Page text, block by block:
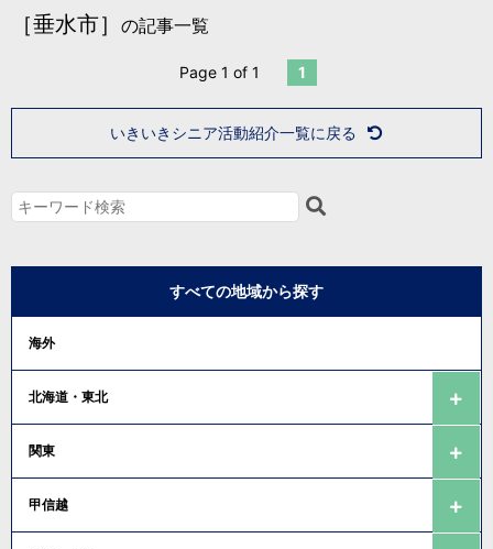
［垂水市］ の記事一覧
Page 1 of 1 1
いきいきシニア活動紹介一覧に戻る
すべての地域から探す
海外
北海道・東北
関東
甲信越